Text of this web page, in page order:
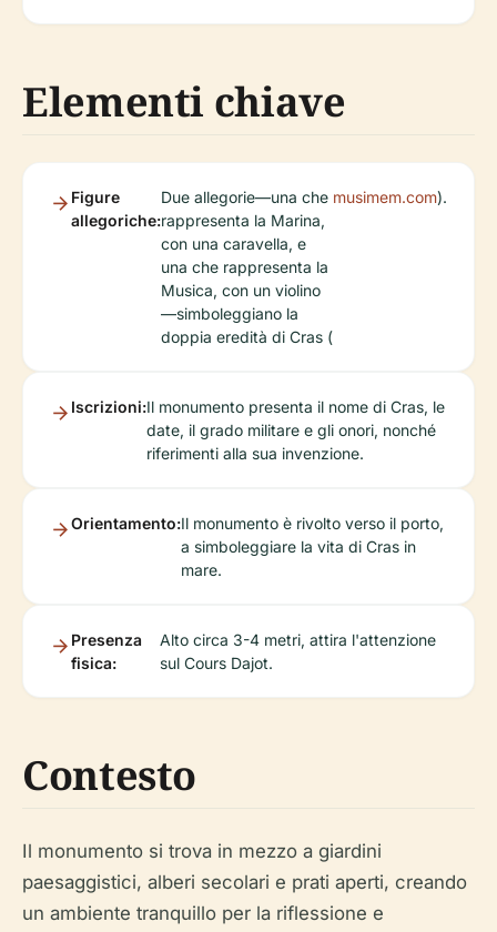
Elementi chiave
Figure
allegoriche:
Due allegorie—una che
rappresenta la Marina,
con una caravella, e
una che rappresenta la
Musica, con un violino
—simboleggiano la
doppia eredità di Cras (
musimem.com).
Iscrizioni:Il monumento presenta il nome di Cras, le
date, il grado militare e gli onori, nonché
riferimenti alla sua invenzione.
Orientamento:Il monumento è rivolto verso il porto,
a simboleggiare la vita di Cras in
mare.
Presenza
fisica:
Alto circa 3-4 metri, attira l'attenzione
sul Cours Dajot.
Contesto
Il monumento si trova in mezzo a giardini
paesaggistici, alberi secolari e prati aperti, creando
un ambiente tranquillo per la riflessione e